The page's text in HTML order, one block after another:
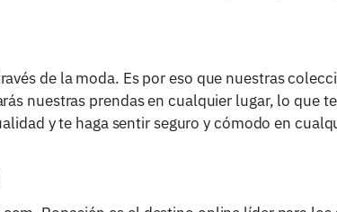
de la moda. Es por eso que nuestras
nuestras prendas en cualquier lugar, lo que
y te haga sentir seguro y cómodo en